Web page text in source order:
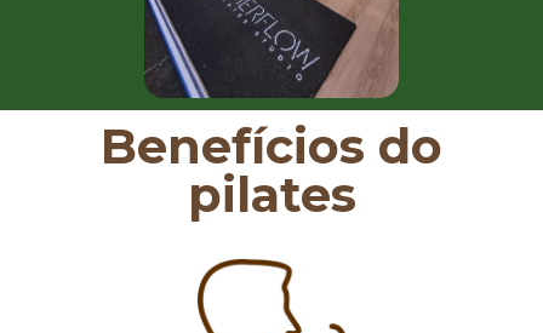
Benefícios do
pilates